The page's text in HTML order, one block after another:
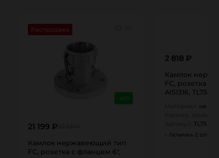
Распродажа
-40%
21 199 ₽
Камлок нержавеющий тип
FC, розетка с фланцем 6",
2 818 ₽
Камлок
FC, розетка с
AISI316,
Осталось 2 Шт